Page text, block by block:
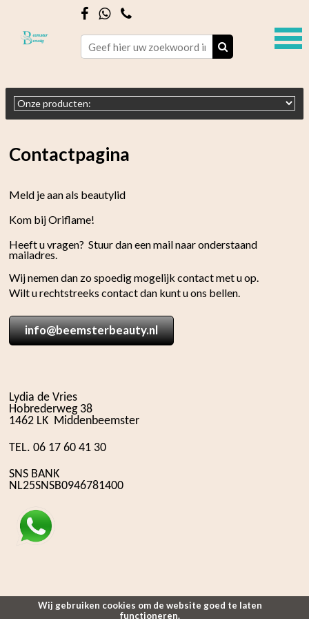
Contactpagina
Meld je aan als beautylid
Kom bij Oriflame!
Heeft u vragen? Stuur dan een mail naar onderstaand
mailadres.
Wij nemen dan zo spoedig mogelijk contact met u op.
Wilt u rechtstreeks contact dan kunt u ons bellen.
info@beemsterbeauty.nl
Lydia de Vries
Hobrederweg 38
1462 LK Middenbeemster
TEL. 06 17 60 41 30
SNS BANK
NL25SNSB0946781400
Wij gebruiken cookies om de website goed te laten
functioneren.